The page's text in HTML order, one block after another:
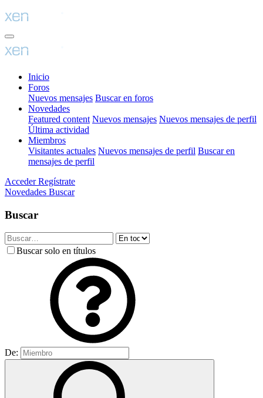
Inicio
Foros
Nuevos mensajes Buscar en foros
Novedades
Featured content Nuevos mensajes Nuevos mensajes de perfil
Última actividad
Miembros
Visitantes actuales Nuevos mensajes de perfil Buscar en
mensajes de perfil
Acceder Regístrate
Novedades Buscar
Buscar
Buscar solo en títulos
De: